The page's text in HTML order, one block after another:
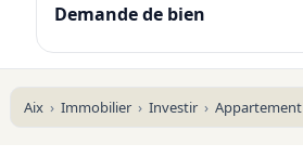
Demande de bien
Aix Immobilier Investir Appartement